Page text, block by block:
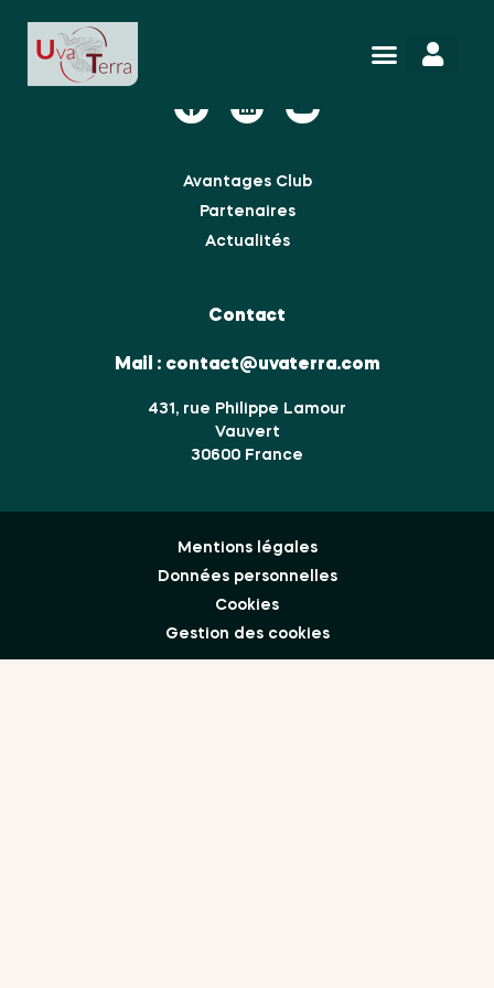
Avantages Club
Partenaires
Actualités
Contact
Mail : contact@uvaterra.com
431, rue Philippe Lamour
Vauvert
30600 France
Mentions légales
Données personnelles
Cookies
Gestion des cookies